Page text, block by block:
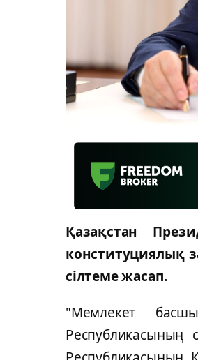
Қазақстан
конституциялық
сілтеме жасап.
"Мемлекет
Республикасының